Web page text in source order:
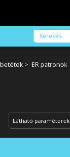
ER patronok
Látható paraméterek